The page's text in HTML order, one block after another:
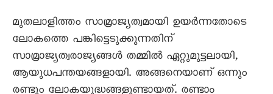
മുതലാളിത്തം സാമ്രാജ്യത്വമായി ഉയർന്നതോടെ
ലോകത്തെ പങ്കിട്ടെടുക്കുന്നതിന്
സാമ്രാജ്യത്വരാജ്യങ്ങൾ തമ്മിൽ ഏറ്റുമുട്ടലായി,
ആയുധപന്തയങ്ങളായി. അങ്ങനെയാണ് ഒന്നും